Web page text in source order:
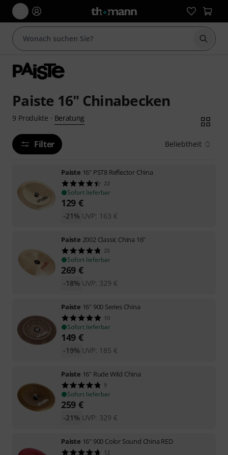
Suche
Paiste 16" Chinabecken
9 Produkte · Beratung
Filter Beliebtheit
Paiste 16" PST8 Reflector China
22
Sofort lieferbar
129 €
UVP: 163 €
-21%
Paiste 2002 Classic China 16"
25
Sofort lieferbar
269 €
UVP: 329 €
-18%
Paiste 16" 900 Series China
10
Sofort lieferbar
149 €
UVP: 185 €
-19%
Paiste 16" Rude Wild China
9
Sofort lieferbar
259 €
UVP: 329 €
-21%
Paiste 16" 900 Color Sound China RED
12